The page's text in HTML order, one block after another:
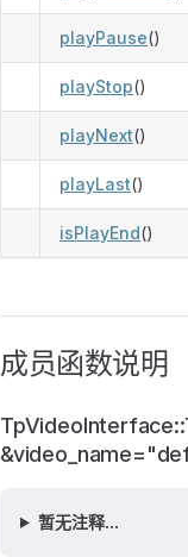
playPause()
playStop()
playNext()
playLast()
isPlayEnd()
成员函数说明
暂无注释...